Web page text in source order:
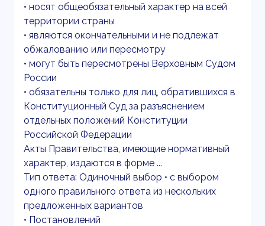
• носят общеобязательный характер на всей
территории страны
• являются окончательными и не подлежат
обжалованию или пересмотру
• могут быть пересмотрены Верховным Судом
России
• обязательны только для лиц, обратившихся в
Конституционный Суд за разъяснением
отдельных положений Конституции
Российской Федерации
Акты Правительства, имеющие нормативный
характер, издаются в форме ...
Тип ответа: Одиночный выбор • с выбором
одного правильного ответа из нескольких
предложенных вариантов
• Постановлений